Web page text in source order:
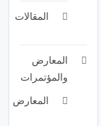
المقالات
المعارض
والمؤتمرات
المعارض